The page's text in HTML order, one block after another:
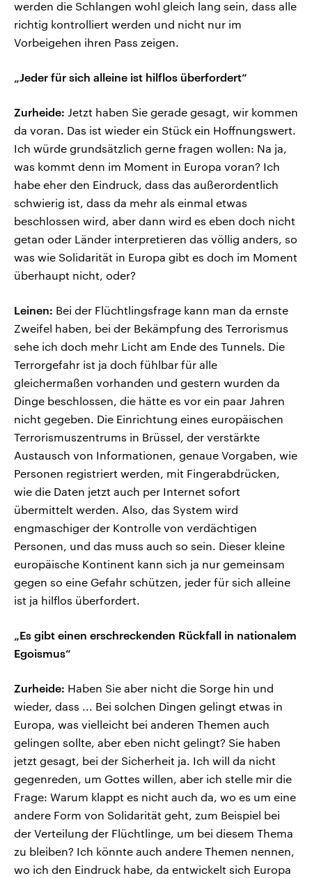
werden die Schlangen wohl gleich lang sein, dass alle
richtig kontrolliert werden und nicht nur im
Vorbeigehen ihren Pass zeigen.
„Jeder für sich alleine ist hilflos überfordert“
Zurheide: Jetzt haben Sie gerade gesagt, wir kommen
da voran. Das ist wieder ein Stück ein Hoffnungswert.
Ich würde grundsätzlich gerne fragen wollen: Na ja,
was kommt denn im Moment in Europa voran? Ich
habe eher den Eindruck, dass das außerordentlich
schwierig ist, dass da mehr als einmal etwas
beschlossen wird, aber dann wird es eben doch nicht
getan oder Länder interpretieren das völlig anders, so
was wie Solidarität in Europa gibt es doch im Moment
überhaupt nicht, oder?
Leinen: Bei der Flüchtlingsfrage kann man da ernste
Zweifel haben, bei der Bekämpfung des Terrorismus
sehe ich doch mehr Licht am Ende des Tunnels. Die
Terrorgefahr ist ja doch fühlbar für alle
gleichermaßen vorhanden und gestern wurden da
Dinge beschlossen, die hätte es vor ein paar Jahren
nicht gegeben. Die Einrichtung eines europäischen
Terrorismuszentrums in Brüssel, der verstärkte
Austausch von Informationen, genaue Vorgaben, wie
Personen registriert werden, mit Fingerabdrücken,
wie die Daten jetzt auch per Internet sofort
übermittelt werden. Also, das System wird
engmaschiger der Kontrolle von verdächtigen
Personen, und das muss auch so sein. Dieser kleine
europäische Kontinent kann sich ja nur gemeinsam
gegen so eine Gefahr schützen, jeder für sich alleine
ist ja hilflos überfordert.
„Es gibt einen erschreckenden Rückfall in nationalem
Egoismus“
Zurheide: Haben Sie aber nicht die Sorge hin und
wieder, dass ... Bei solchen Dingen gelingt etwas in
Europa, was vielleicht bei anderen Themen auch
gelingen sollte, aber eben nicht gelingt? Sie haben
jetzt gesagt, bei der Sicherheit ja. Ich will da nicht
gegenreden, um Gottes willen, aber ich stelle mir die
Frage: Warum klappt es nicht auch da, wo es um eine
andere Form von Solidarität geht, zum Beispiel bei
der Verteilung der Flüchtlinge, um bei diesem Thema
zu bleiben? Ich könnte auch andere Themen nennen,
wo ich den Eindruck habe, da entwickelt sich Europa